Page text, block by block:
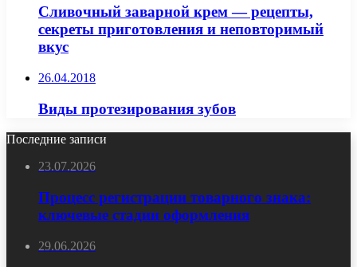
Сливочный заварной крем — рецепты,
секреты приготовления и неповторимый
вкус
26.04.2018
Виды протезирования зубов
Последние записи
23.07.2026
Процесс регистрации товарного знака:
ключевые стадии оформления
29.06.2026